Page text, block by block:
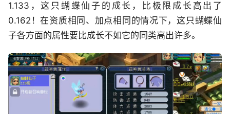
1.133，这只蝴蝶仙子的成长，比极限成长高出了
0.162！在资质相同、加点相同的情况下，这只蝴蝶仙
子各方面的属性要比成长不如它的同类高出许多。